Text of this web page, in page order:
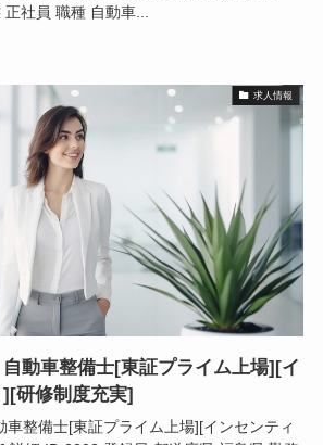
社員 職種 自動車...
求人情報
自動車整備士[東証プライム上場][イ
研修制度充実]
車整備士[東証プライム上場][インセンティ